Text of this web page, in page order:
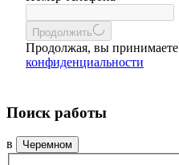
Продолжить
Продолжая, вы принимаете
конфиденциальности
Поиск работы
в Черемном